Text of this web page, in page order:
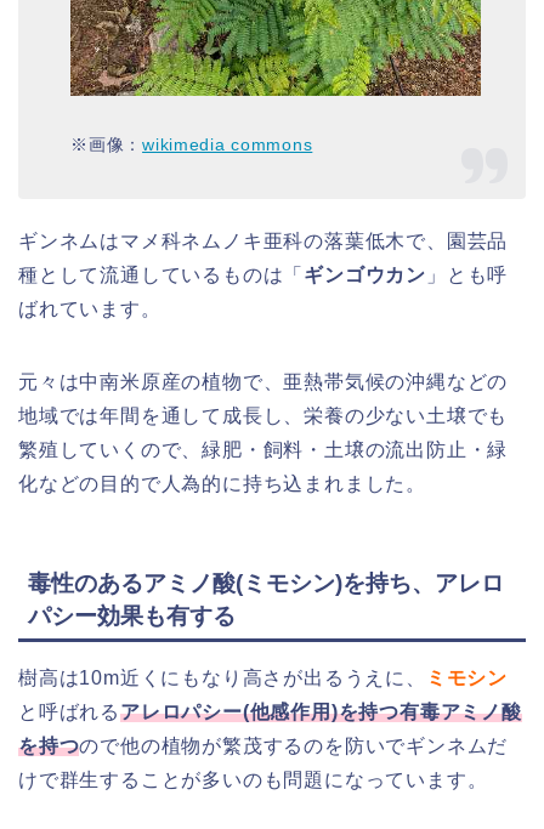
※画像：wikimedia commons
ギンネムはマメ科ネムノキ亜科の落葉低木で、園芸品
種として流通しているものは「 ギンゴウカン 」とも呼
ばれています。
元々は中南米原産の植物で、亜熱帯気候の沖縄などの
地域では年間を通して成長し、栄養の少ない土壌でも
繁殖していくので、緑肥・飼料・土壌の流出防止・緑
化などの目的で人為的に持ち込まれました。
毒性のあるアミノ酸(ミモシン)を持ち、アレロ
パシー効果も有する
樹高は10m近くにもなり高さが出るうえに、
ミモシン
と呼ばれるアレロパシー(他感作用)を持つ有毒アミノ酸
を持つので他の植物が繁茂するのを防いでギンネムだ
けで群生することが多いのも問題になっています。